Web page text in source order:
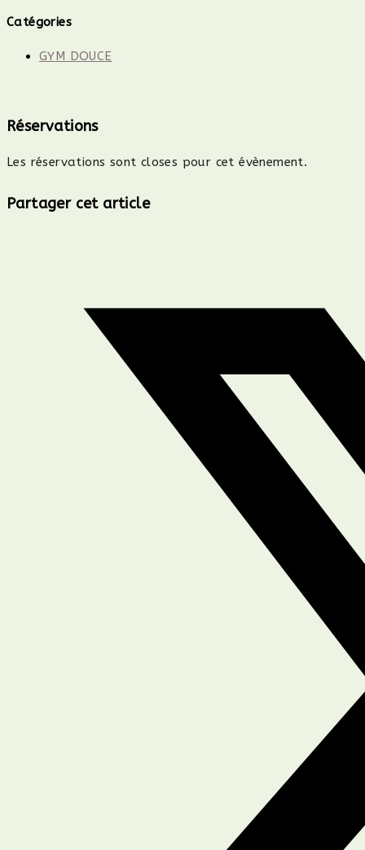
Catégories
GYM DOUCE
Réservations
Les réservations sont closes pour cet évènement.
Partager cet articlePartager